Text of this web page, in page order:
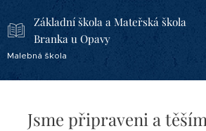
Základní škola a Mateřská škola
Branka u Opavy
Malebná škola
Jsme připraveni a